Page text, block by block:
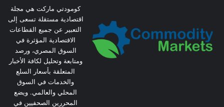
كومودتي ماركت هي مجلة
اقتصادية مستقلة تسعى إلى
التعبير عن جميع القطاعات
الاقتصادية المؤثرة في
السوق المصري، ورصد
ومتابعة وتحليل لكافة الأخبار
المتعلقة بأسعار السلع
والخدمات في السوق
المحلي والعالمي. ويضع
المحررين الصحفيين في